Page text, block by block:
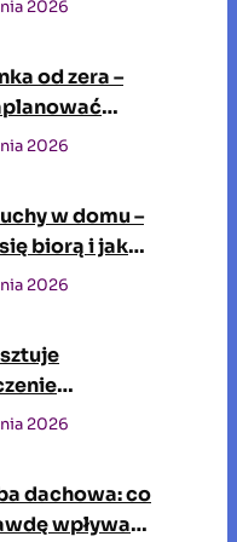
2026
od zera –
w której
2026
w domu –
biorą i jak
pozbyć?
2026
drewna
2026
dachowa: co
wpływa